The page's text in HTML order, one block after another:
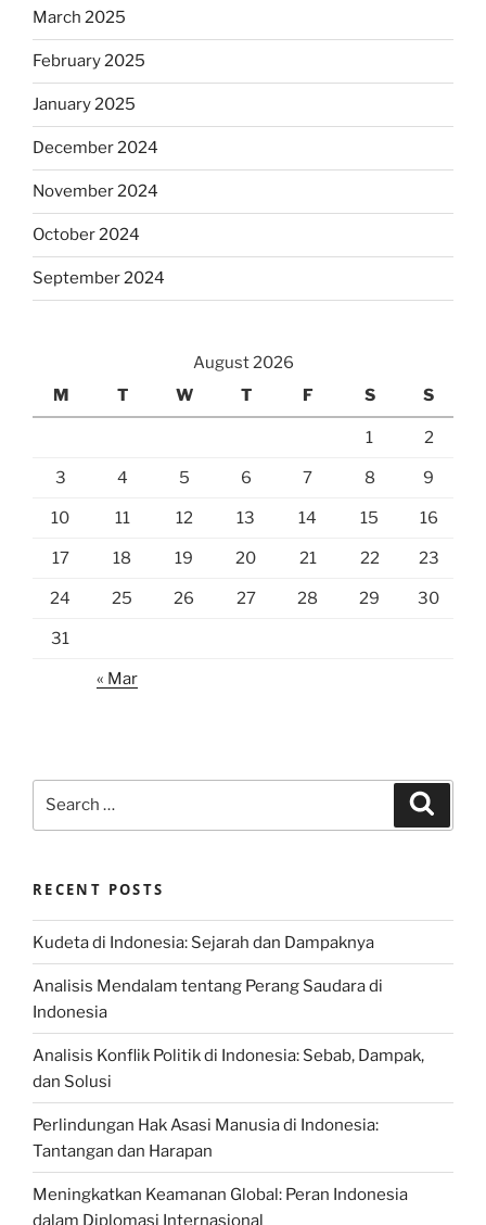
March 2025
February 2025
January 2025
December 2024
November 2024
October 2024
September 2024
August 2026
M
T W T F S S
1 2
3 4 5 6 7 8 9
10 11 12 13 14 15 16
17 18 19 20 21 22 23
24 25 26 27 28 29 30
31
« Mar
RECENT POSTS
Kudeta di Indonesia: Sejarah dan Dampaknya
Analisis Mendalam tentang Perang Saudara di
Indonesia
Analisis Konflik Politik di Indonesia: Sebab, Dampak,
dan Solusi
Perlindungan Hak Asasi Manusia di Indonesia:
Tantangan dan Harapan
Meningkatkan Keamanan Global: Peran Indonesia
dalam Diplomasi Internasional